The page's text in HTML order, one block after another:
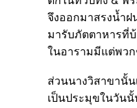
จึงออกมาสรงน้ำ
มารับภัตตาหารที่บ้
ในอารามมีแต่พว
ส่วนนางวิสาขานั้
เป็นประมุขในวัน